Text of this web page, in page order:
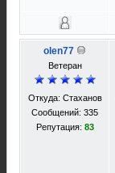
olen77
Ветеран
Откуда: Стаханов
Сообщений: 335
Репутация: 83